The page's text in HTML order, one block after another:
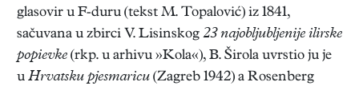
glasovir u F-duru (tekst M. Topalović) iz 1841,
sačuvana u zbirci V. Lisinskog 23 najobljubljenije ilirske
popievke (rkp. u arhivu »Kola«), B. Širola uvrstio ju je
u Hrvatsku pjesmaricu (Zagreb 1942) a Rosenberg